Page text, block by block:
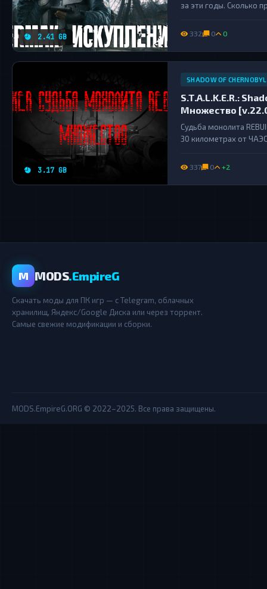
2.41 GB
за эти годы. Сколько
желал, настало время
332 0 0
3.17 GB
SHADOW OF CHERNOBYL
S.T.A.L.K.E.R.:
Множество
Судьба монолита
30 километрах от
Владимир Озёрский
337 0 +2
M MODS.EmpireG
Скачать моды для ПК игр — с Telegram, облачных
хранилищ, Яндекс/Google Диска или через торрент.
Самые свежие модификации и сборки.
MODS.EmpireG.ORG © 2022–2025. Все права защищены.